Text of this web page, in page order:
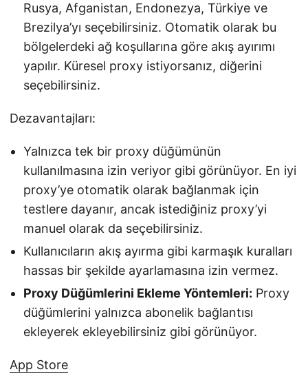
Rusya, Afganistan, Endonezya, Türkiye ve
Brezilya’yı seçebilirsiniz. Otomatik olarak bu
bölgelerdeki ağ koşullarına göre akış ayırımı
yapılır. Küresel proxy istiyorsanız, diğerini
seçebilirsiniz.
Dezavantajları:
Yalnızca tek bir proxy düğümünün
kullanılmasına izin veriyor gibi görünüyor. En iyi
proxy’ye otomatik olarak bağlanmak için
testlere dayanır, ancak istediğiniz proxy’yi
manuel olarak da seçebilirsiniz.
Kullanıcıların akış ayırma gibi karmaşık kuralları
hassas bir şekilde ayarlamasına izin vermez.
Proxy Düğümlerini Ekleme Yöntemleri: Proxy
düğümlerini yalnızca abonelik bağlantısı
ekleyerek ekleyebilirsiniz gibi görünüyor.
App Store